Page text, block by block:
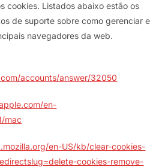
cookies. Listados abaixo estão os
de suporte sobre como gerenciar e
navegadores da web.
accounts/answer/32050
en-
mac
en-US/kb/clear-cookies-
cookies-remove-